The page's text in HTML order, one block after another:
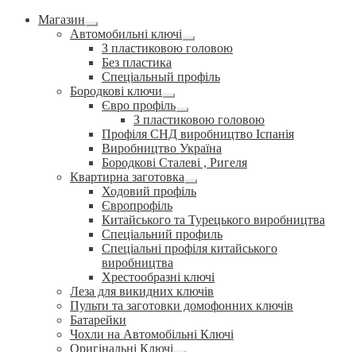
Магазин
Розгорнуте
вкладене
меню
Автомобильні ключі
Розгорнуте
вкладене
З пластиковою головою
Без пластика
Спеціальный профіль
Бородкові ключи
Розгорнуте
вкладене
меню
Євро профіль
Розгорнуте
вкладене
меню
З пластиковою головою
Профіля СНД виробництво Іспанія
Виробництво Україна
Бородкові Сталеві , Ригеля
Квартирна заготовка
Розгорнуте
вкладене
Ходовий профіль
Європрофіль
Китайського та Турецького виробництва
Спеціальний профиль
Спеціальні профіля китайського
виробництва
Хрестообразні ключі
Леза для викидних ключів
Пульти та заготовки домофонних ключів
Батарейки
Чохли на Автомобільні Ключі
Оригінальні Ключі